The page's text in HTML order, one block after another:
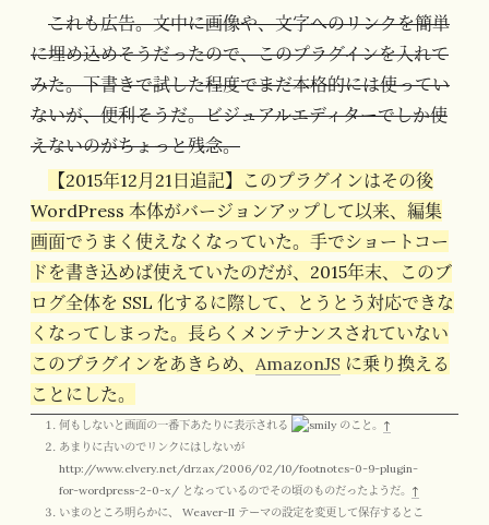
これも広告。文中に画像や、文字へのリンクを簡単
に埋め込めそうだったので、このプラグインを入れて
みた。下書きで試した程度でまだ本格的には使ってい
ないが、便利そうだ。ビジュアルエディターでしか使
えないのがちょっと残念。
【2015年12月21日追記】このプラグインはその後
WordPress 本体がバージョンアップして以来、編集
画面でうまく使えなくなっていた。手でショートコー
ドを書き込めば使えていたのだが、2015年末、このブ
ログ全体を SSL 化するに際して、とうとう対応できな
くなってしまった。長らくメンテナンスされていない
このプラグインをあきらめ、 AmazonJS に乗り換える
ことにした。
何もしないと画面の一番下あたりに表示される のこと。 ↑
あまりに古いのでリンクにはしないが
http://www.elvery.net/drzax/2006/02/10/footnotes-0-9-plugin-
for-wordpress-2-0-x/ となっているのでその頃のものだったようだ。 ↑
いまのところ明らかに、 Weaver-II テーマの設定を変更して保存するとこ